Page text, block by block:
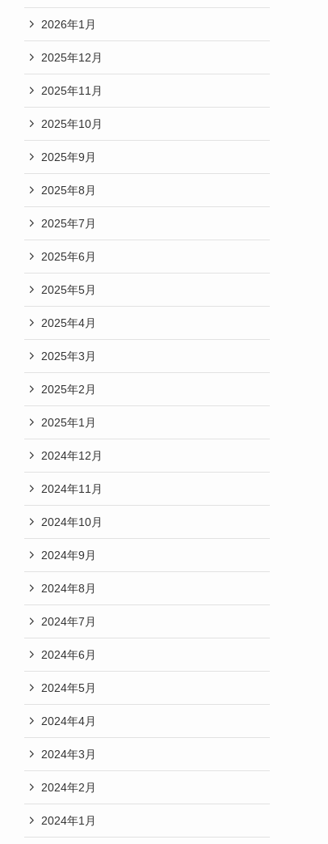
2026年1月
2025年12月
2025年11月
2025年10月
2025年9月
2025年8月
2025年7月
2025年6月
2025年5月
2025年4月
2025年3月
2025年2月
2025年1月
2024年12月
2024年11月
2024年10月
2024年9月
2024年8月
2024年7月
2024年6月
2024年5月
2024年4月
2024年3月
2024年2月
2024年1月